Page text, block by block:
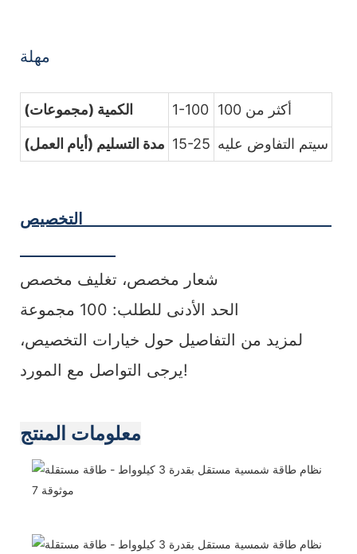
مهلة
الكمية (مجموعات) 1-100 أكثر من 100
مدة التسليم (أيام العمل) 15-25 سيتم التفاوض عليه
التخصيص
شعار مخصص، تغليف مخصص
الحد الأدنى للطلب: 100 مجموعة
لمزيد من التفاصيل حول خيارات التخصيص،
يرجى التواصل مع المورد!
معلومات المنتج